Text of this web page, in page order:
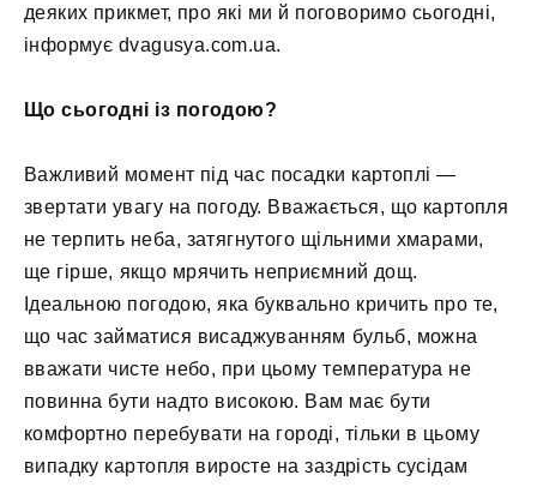
деяких прикмет, про які ми й поговоримо сьогодні,
інформує dvagusya.com.ua.
Що сьогодні із погодою?
Важливий момент під час посадки картоплі —
звертати увагу на погоду. Вважається, що картопля
не терпить неба, затягнутого щільними хмарами,
ще гірше, якщо мрячить неприємний дощ.
Ідеальною погодою, яка буквально кричить про те,
що час займатися висаджуванням бульб, можна
вважати чисте небо, при цьому температура не
повинна бути надто високою. Вам має бути
комфортно перебувати на городі, тільки в цьому
випадку картопля виросте на заздрість сусідам